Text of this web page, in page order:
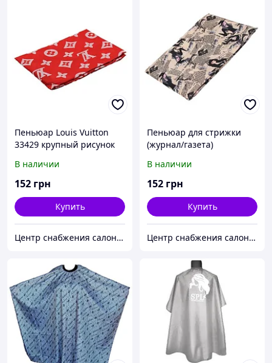
Пеньюар Louis Vuitton
33429 крупный рисунок
В наличии
152 грн
Купить
Центр снабжения салонов красоты DenIC
Пеньюар для стрижки
(журнал/газета)
В наличии
152 грн
Купить
Центр снабжения салонов красоты DenIC